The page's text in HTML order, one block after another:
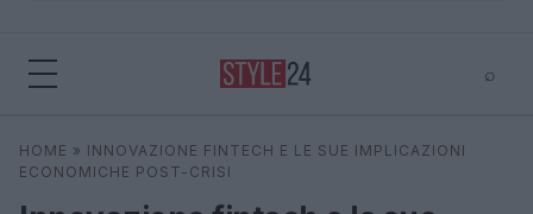
⌕
Cerca ⌕
HOME » INNOVAZIONE FINTECH E LE SUE IMPLICAZIONI
ECONOMICHE POST-CRISI